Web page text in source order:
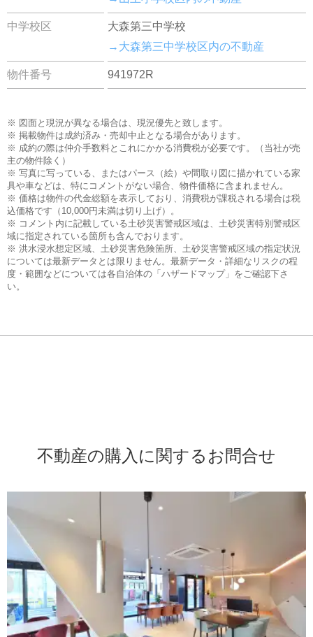
中学校区
大森第三中学校
→大森第三中学校区内の不動産
物件番号 941972R
※ 図面と現況が異なる場合は、現況優先と致します。
※ 掲載物件は成約済み・売却中止となる場合があります。
※ 成約の際は仲介手数料とこれにかかる消費税が必要です。（当社が売
主の物件除く）
※ 写真に写っている、またはパース（絵）や間取り図に描かれている家
具や車などは、特にコメントがない場合、物件価格に含まれません。
※ 価格は物件の代金総額を表示しており、消費税が課税される場合は税
込価格です（10,000円未満は切り上げ）。
※ コメント内に記載している土砂災害警戒区域は、土砂災害特別警戒区
域に指定されている箇所も含んでおります。
※ 洪水浸水想定区域、土砂災害危険箇所、土砂災害警戒区域の指定状況
については最新データとは限りません。最新データ・詳細なリスクの程
度・範囲などについては各自治体の「ハザードマップ」をご確認下さ
い。
不動産の購入に関するお問合せ